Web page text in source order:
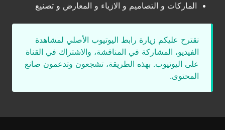
الماركات و التصاميم و الازياء و المعارض و تصنيع
نقترح عليكم زيارة رابط اليوتيوب الأصلي لمشاهدة
الفيديو، المشاركة في المناقشة، والاشتراك في القناة
على اليوتيوب. بهذه الطريقة، تشجعون وتدعمون صانع
المحتوى.